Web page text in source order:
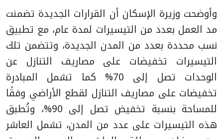
وأوضحت وزيرة الإسكان أن القرارات الجديدة تضمنت
مد العمل بعدد من التيسيرات لمدة عام، مع تطبيق
نسب محددة بعدد من المدن الجديدة، وتتضمن تلك
التيسيرات تخفيضات على مصاريف التنازل عن
الوحدات تصل إلى 70% كما تشمل المبادرة
تخفيضات على مصاريف التنازل لقطع الأراضي وفقًا
للمساحة بنسبة تخفيض تصل إلى 90%، وتُطبق
هذه التيسيرات على عدد من المدن، تشمل العاشر